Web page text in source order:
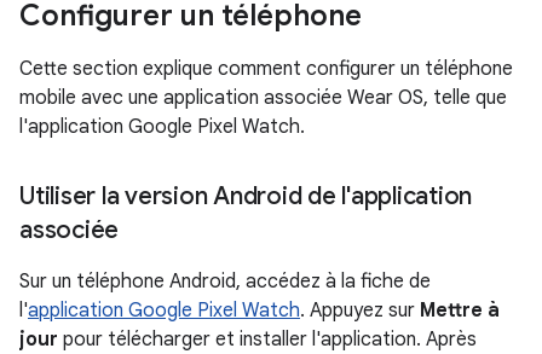
Configurer un téléphone
Cette section explique comment configurer un téléphone
mobile avec une application associée Wear OS, telle que
l'application Google Pixel Watch.
Utiliser la version Android de l'application
associée
Sur un téléphone Android, accédez à la fiche de
l'application Google Pixel Watch. Appuyez sur Mettre à
jour pour télécharger et installer l'application. Après